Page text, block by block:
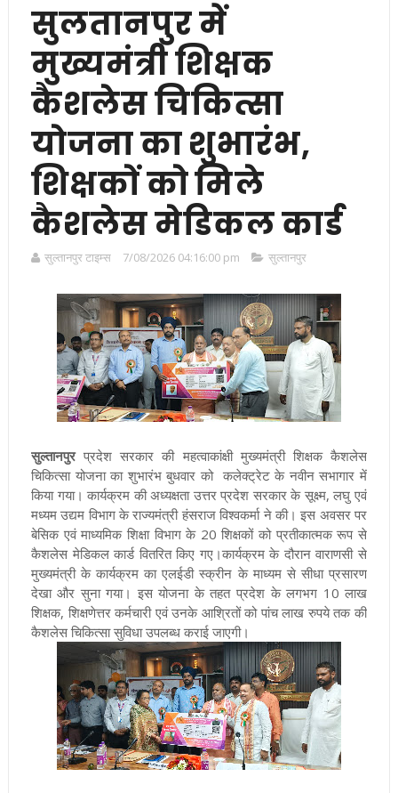
सुलतानपुर में
मुख्यमंत्री शिक्षक
कैशलेस चिकित्सा
योजना का शुभारंभ,
शिक्षकों को मिले
कैशलेस मेडिकल कार्ड
सुल्तानपुर टाइम्स 7/08/2026 04:16:00 pm सुल्तानपुर
सुल्तानपुरप्रदेश सरकार की महत्वाकांक्षी मुख्यमंत्री शिक्षक कैशलेस
चिकित्सा योजना का शुभारंभ बुधवार को कलेक्ट्रेट के नवीन सभागार में
किया गया। कार्यक्रम की अध्यक्षता उत्तर प्रदेश सरकार के सूक्ष्म, लघु एवं
मध्यम उद्यम विभाग के राज्यमंत्री हंसराज विश्वकर्मा ने की। इस अवसर पर
बेसिक एवं माध्यमिक शिक्षा विभाग के 20 शिक्षकों को प्रतीकात्मक रूप से
कैशलेस मेडिकल कार्ड वितरित किए गए।कार्यक्रम के दौरान वाराणसी से
मुख्यमंत्री के कार्यक्रम का एलईडी स्क्रीन के माध्यम से सीधा प्रसारण
देखा और सुना गया। इस योजना के तहत प्रदेश के लगभग 10 लाख
शिक्षक, शिक्षणेत्तर कर्मचारी एवं उनके आश्रितों को पांच लाख रुपये तक की
कैशलेस चिकित्सा सुविधा उपलब्ध कराई जाएगी।